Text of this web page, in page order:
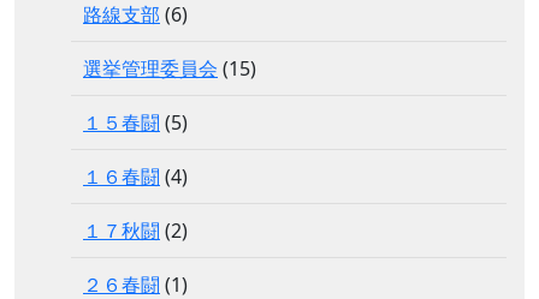
路線支部 (6)
選挙管理委員会 (15)
１５春闘 (5)
１６春闘 (4)
１７秋闘 (2)
２６春闘 (1)